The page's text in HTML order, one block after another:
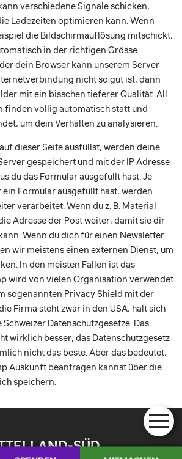
verschiedene Signale schicken,
Ladezeiten optimieren kann. Wenn
die Bildschirmauflösung mitschickt,
in der richtigen Grösse
dein Browser kann unserem Server
nicht so gut ist, dann
mit ein bisschen tieferer Qualität. All
finden völlig automatisch statt und
um dein Verhalten zu analysieren.
dieser Seite ausfüllst, werden deine
gespeichert und mit der IP Adresse
du das Formular ausgefüllt hast. Je
ein Formular ausgefüllt hast, werden
verarbeitet. Wenn du z. B. Material
Adresse der Post weiter, damit sie dir
Wenn du dich für einen Newsletter
wir meistens einen externen Dienst, um
In den meisten Fällen ist das
wird von vielen Organisation verwendet
sogenannten Privacy Shield mit der
Firma steht zwar in den USA, hält sich
Datenschutzgesetze. Das
wirklich besser, das Datenschutzgesetz
nicht das beste. Aber das bedeutet,
Auskunft beantragen kannst über die
speichern.
SÜD